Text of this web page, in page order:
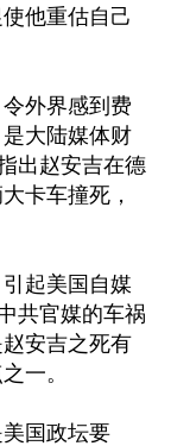
他重估自己
外界感到费
大陆媒体财
出赵安吉在德
卡车撞死，
起美国自媒
共官媒的车祸
安吉之死有
一。
国政坛要